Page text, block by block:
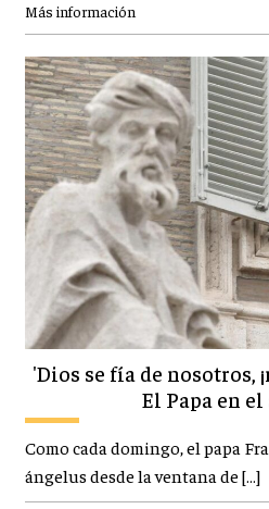
Más información
'Dios se fía de nosotros,
El Papa en
Como cada domingo, el papa
ángelus desde la ventana de […]